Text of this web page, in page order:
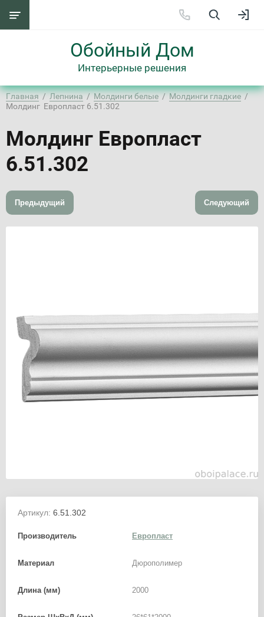
Обойный Дом
Интерьерные решения
Главная
  /
Лепнина
  /
Молдинги белые
  /
Молдинги гладкие
  /
Молдинг  Европласт 6.51.302
Молдинг Европласт
6.51.302
Предыдущий Следующий
Артикул: 6.51.302
Производитель Европласт
Материал Дюрополимер
Длина (мм) 2000